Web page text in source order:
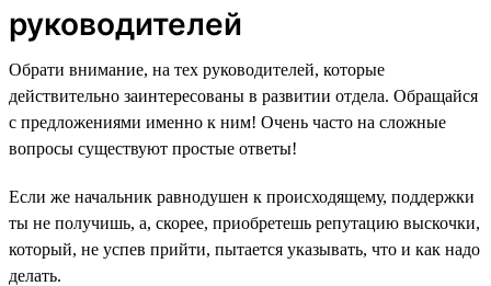
руководителей
Обрати внимание, на тех руководителей, которые
действительно заинтересованы в развитии отдела. Обращайся
с предложениями именно к ним! Очень часто на сложные
вопросы существуют простые ответы!
Если же начальник равнодушен к происходящему, поддержки
ты не получишь, а, скорее, приобретешь репутацию выскочки,
который, не успев прийти, пытается указывать, что и как надо
делать.